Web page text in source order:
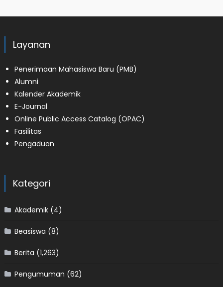
Layanan
Penerimaan Mahasiswa Baru (PMB)
Alumni
Kalender Akademik
E-Journal
Online Public Access Catalog (OPAC)
Fasilitas
Pengaduan
Kategori
Akademik(4)
Beasiswa (8)
Berita (1,263)
Pengumuman (62)